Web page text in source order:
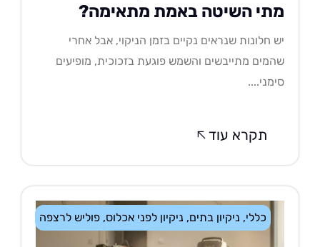
השיטה באמת מתאימה?
חלונות שנראים נקיים בזמן הניקוי, אבל אחרי
מתייבשים והשמש פוגעת בזכוכית, מופיעים
תקרא עוד
ניקיון בתים,ניקיון לפני אכלוס,פוליש לרצפה